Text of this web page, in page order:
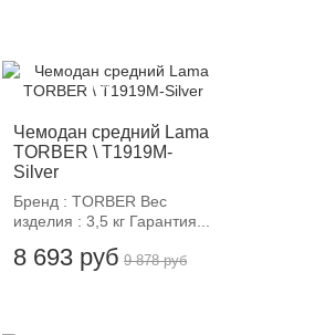
Чемодан средний Lama
TORBER \ T1919M-
Silver
Бренд : TORBER Вес
изделия : 3,5 кг Гарантия...
8 693 руб
-12%
9 878 руб